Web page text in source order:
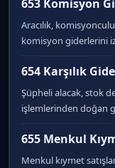
653 Komisyon
Aracılık,
komisyon giderlerini
654 Karşılık
Şüpheli alacak, stok
işlemlerinden doğan
655 Menkul
Menkul kıymet